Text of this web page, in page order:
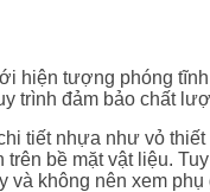
hiện tượng phóng
trình đảm bảo chất
tiết nhựa như vỏ
bề mặt vật liệu.
và không nên xem